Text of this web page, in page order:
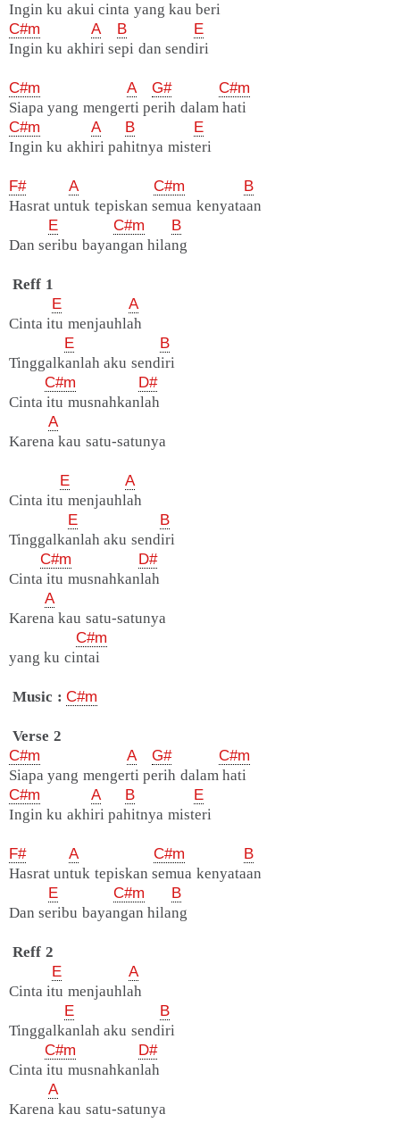
Ingin ku akui cinta yang kau beri
C#m
A B
E
Ingin ku akhiri sepi dan sendiri
C#m A G#
C#m
Siapa yang mengerti perih dalam hati
C#m
A B
E
Ingin ku akhiri pahitnya misteri
F# A C#m
B
Hasrat untuk tepiskan semua kenyataan
E
C#m
B
Dan seribu bayangan hilang
Reff 1
E
A
Cinta itu menjauhlah
E
B
Tinggalkanlah aku sendiri
C#m
D#
Cinta itu musnahkanlah
A
Karena kau satu-satunya
E
A
Cinta itu menjauhlah
E
B
Tinggalkanlah aku sendiri
C#m
D#
Cinta itu musnahkanlah
A
Karena kau satu-satunya
C#m
yang ku cintai
Music : C#m
Verse 2
C#m
A G#
C#m
Siapa yang mengerti perih dalam hati
C#m
A B
E
Ingin ku akhiri pahitnya misteri
F# A C#m
B
Hasrat untuk tepiskan semua kenyataan
E
C#m
B
Dan seribu bayangan hilang
Reff 2
E
A
Cinta itu menjauhlah
E
B
Tinggalkanlah aku sendiri
C#m
D#
Cinta itu musnahkanlah
A
Karena kau satu-satunya